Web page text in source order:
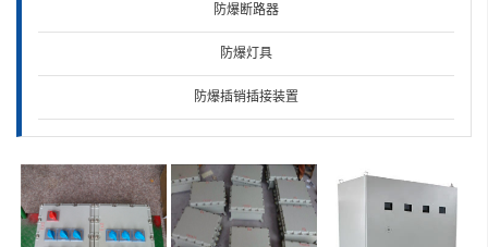
·BXK-T2KXX防爆控制箱
防爆断路器
防爆灯具
防爆插销插接装置
防爆检修箱
防爆电话站
防爆穿线盒